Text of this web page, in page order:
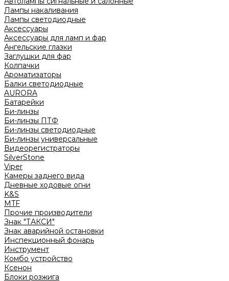
Лампы накаливания
Лампы светодиодные
Аксессуары
Аксессуары для ламп и фар
Ангельские глазки
Заглушки для фар
Колпачки
Ароматизаторы
Балки светодиодные
AURORA
Батарейки
Би-линзы
Би-линзы ПТФ
Би-линзы светодиодные
Би-линзы универсальные
Видеорегистраторы
SilverStone
Viper
Камеры заднего вида
Дневные ходовые огни
K&S
MTF
Прочие производители
Знак "ТАКСИ"
Знак аварийной остановки
Инспекционный фонарь
Инструмент
Комбо устройство
Ксенон
Блоки розжига